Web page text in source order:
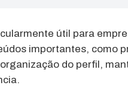
útil para
importantes, como
do perfil,